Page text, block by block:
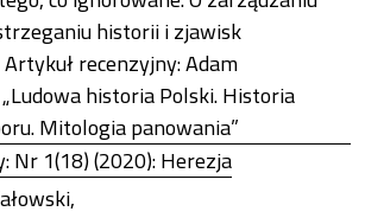
historii i zjawisk
Artykuł recenzyjny: Adam
historia Polski. Historia
Mitologia panowania”
Nr 1(18) (2020): Herezja